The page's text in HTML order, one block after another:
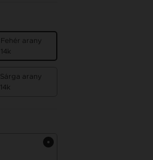
Fehér arany
14k
Sárga arany
14k